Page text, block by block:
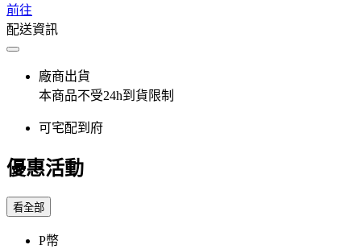
前往
配送資訊
廠商出貨
本商品不受24h到貨限制
可宅配到府
優惠活動
看全部
P幣